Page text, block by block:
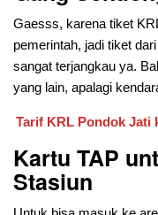
Gaesss, karena tiket
pemerintah, jadi tiket
sangat terjangkau ya.
yang lain, apalagi
Tarif KRL Pondok Jati
Kartu TAP
Stasiun